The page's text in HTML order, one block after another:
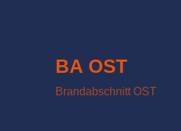
BA OST
Brandabschnitt OST